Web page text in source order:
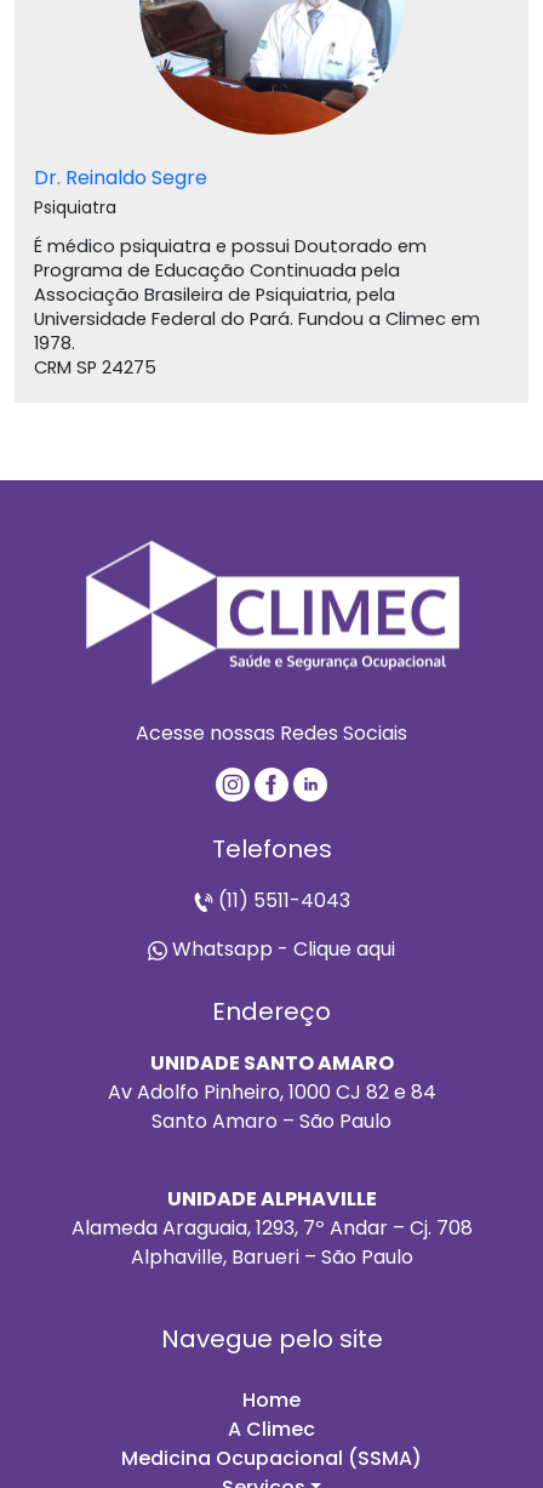
Dr. Reinaldo Segre
Psiquiatra
É médico psiquiatra e possui Doutorado em
Programa de Educação Continuada pela
Associação Brasileira de Psiquiatria, pela
Universidade Federal do Pará. Fundou a Climec em
1978.
CRM SP 24275
Acesse nossas Redes Sociais
Telefones
(11) 5511-4043
Whatsapp - Clique aqui
Endereço
UNIDADE SANTO AMARO
Av Adolfo Pinheiro, 1000 CJ 82 e 84
Santo Amaro – São Paulo
UNIDADE ALPHAVILLE
Alameda Araguaia, 1293, 7º Andar – Cj. 708
Alphaville, Barueri – São Paulo
Navegue pelo site
Home
A Climec
Medicina Ocupacional (SSMA)